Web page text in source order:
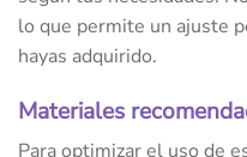
lo que permite un ajuste
hayas adquirido.
Materiales
Para optimizar el uso de